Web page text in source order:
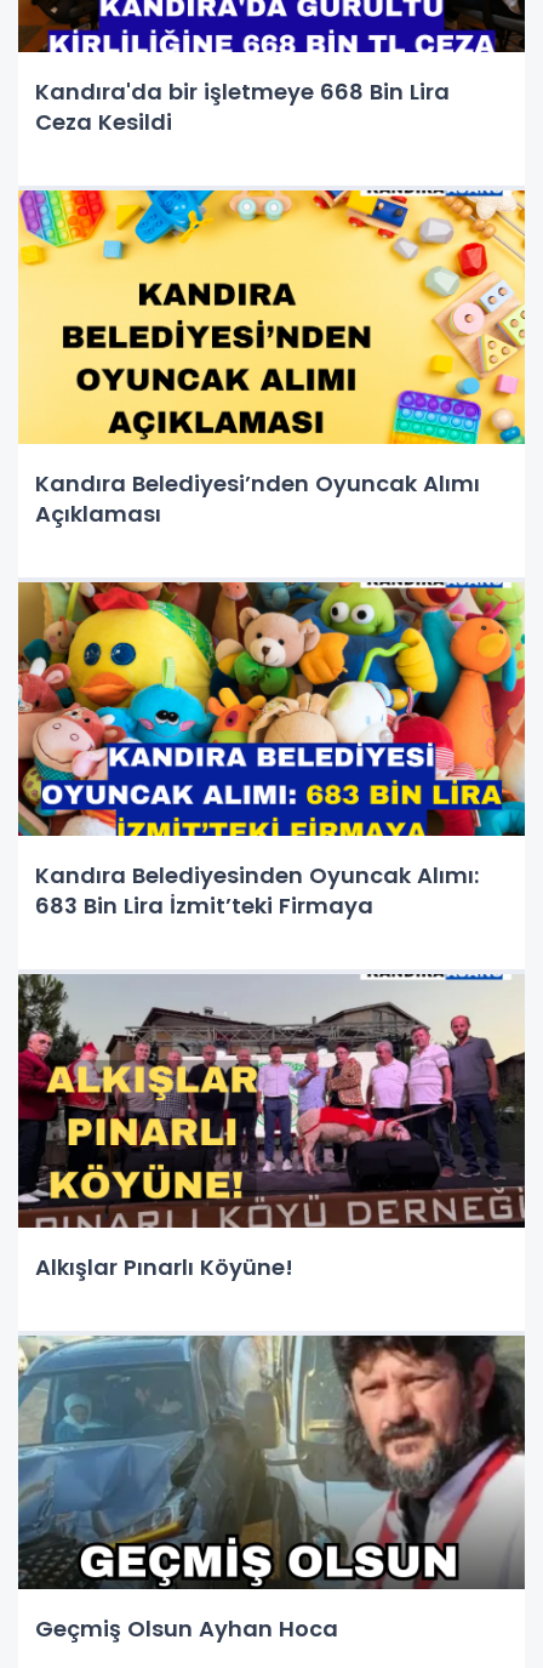
Kandıra'da bir işletmeye 668 Bin Lira
Ceza Kesildi
Kandıra Belediyesi’nden Oyuncak Alımı
Açıklaması
Kandıra Belediyesinden Oyuncak Alımı:
683 Bin Lira İzmit’teki Firmaya
Alkışlar Pınarlı Köyüne!
Geçmiş Olsun Ayhan Hoca